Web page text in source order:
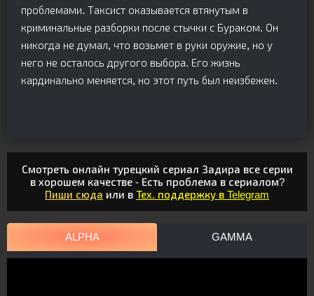
проблемами. Таксист оказывается втянутым в
криминальные разборки после стычки с Бураком. Он
никогда не думал, что возьмет в руки оружие, но у
него не осталось другого выбора. Его жизнь
кардинально меняется, но этот путь был неизбежен.
Смотреть онлайн турецкий сериал Задира все серии
в хорошем качестве - Есть проблема в сериалом?
Пиши сюда или в Тех. поддержку в Telegram
ALPHA GAMMA